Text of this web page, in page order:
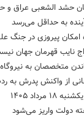
حشد الشعبی عراق و
پیروزی در جنگ
نایب قهرمان جهان
متخصصان به
از واکنش پدرش به
۱۴۰۵
دولت واریز می‌شود